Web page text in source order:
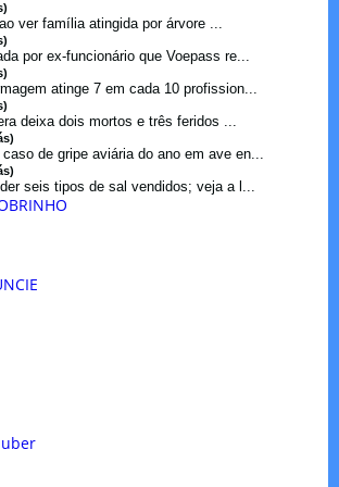
ver família atingida por árvore ...
por ex-funcionário que Voepass re...
atinge 7 em cada 10 profission...
deixa dois mortos e três feridos ...
de gripe aviária do ano em ave en...
seis tipos de sal vendidos; veja a l...